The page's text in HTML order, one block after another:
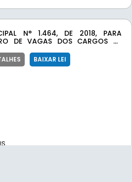
N° 1.464, DE 2018, PARA
DE VAGAS DOS CARGOS DE
OUTRAS PROVIDÊNCIAS.
BAIXAR LEI